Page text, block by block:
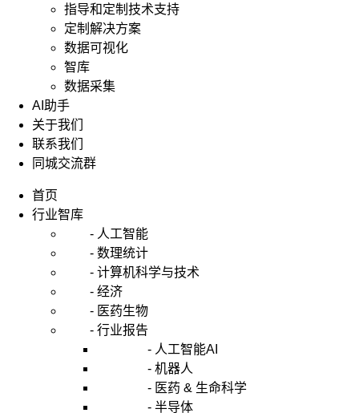
指导和定制技术支持
定制解决方案
数据可视化
智库
数据采集
AI助手
关于我们
联系我们
同城交流群
首页
行业智库
- 人工智能
- 数理统计
- 计算机科学与技术
- 经济
- 医药生物
- 行业报告
- 人工智能AI
- 机器人
- 医药 & 生命科学
- 半导体